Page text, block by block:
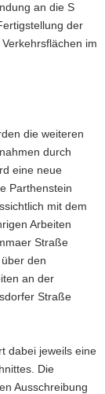
an die S
der
im
die weiteren
durch
eine neue
Parthenstein
mit dem
Arbeiten
Straße
den
an der
Straße
dabei jeweils eine
Die
Ausschreibung